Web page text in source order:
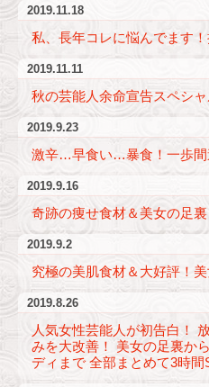
2019.11.18
私、長年コレに悩んでます
2019.11.11
秋の芸能人余命宣告スペシ
2019.9.23
激辛…早食い…暴食！一歩間
2019.9.16
奇跡の痩せ食材＆美女の足
2019.9.2
究極の美肌食材＆大好評！
2019.8.26
人気女性芸能人が初告白！
みを大改善！ 美女の足裏か
ディまで 全部まとめて3時間